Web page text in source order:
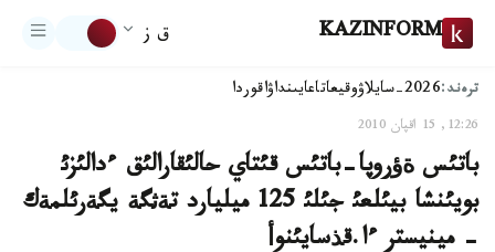
KAZINFORM ق ز
ترەند:2026-سايلاۋ وقيعاتاعايىنداۋاقوردا
12:26, 15 اقپان 2010
باتئس ةؤروپا-باتئس قئتاي حالئقارالئق ءدالئزئ
بويئنشا بيئلعئ جئلئ 125 ميليارد تةثگة يگةرئلمةك
- مينيستر ءا.قذسايئنوأ